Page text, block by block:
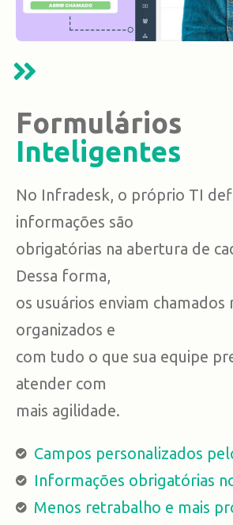
Formulários
Inteligentes
No Infradesk, o próprio TI
informações são
obrigatórias na abertura de
Dessa forma,
os usuários enviam chamados
organizados e
com tudo o que sua equipe
atender com
mais agilidade.
Campos personalizados
Informações obrigatórias
Menos retrabalho e mais